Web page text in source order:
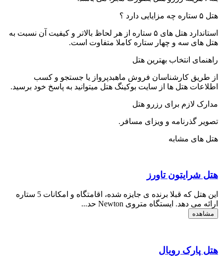
هتل ۵ ستاره چه مزایایی دارد ؟
استاندارد هتل های ۵ ستاره از هر لحاظ بالاتر و کیفیت آن نسبت به
هتل های سه و چهار ستاره کاملا متفاوت است.
راهنمای انتخاب بهترین هتل
از طریق کارشناسان فروش ماهبدپرواز یا جستجو و کسب
اطلاعات هتل ها از سایت بوکینگ هتل میتوانید به پاسخ خود برسید.
مدارک لازم برای رزرو هتل
تصویر گذرنامه و ویزای مسافر.
هتل های مشابه
هتل شرایتون تاورز
این هتل که قبلا برنده ی جایزه شده، اقامتگاه و امکانات 5 ستاره
ارائه می دهد. ایستگاه متروی Newton حد...
مشاهده
هتل پارک رویال